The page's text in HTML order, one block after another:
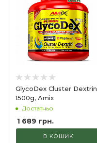
GlycoDex Cluster Dextrin
1500g, Amix
Достатньо
1 689 грн.
В КОШИК